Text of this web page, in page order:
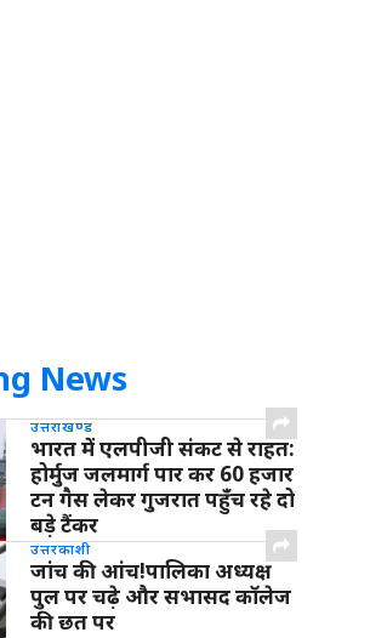
News
उत्तराखण्ड
भारत में एलपीजी संकट से राहत:
होर्मुज जलमार्ग पार कर 60 हजार
टन गैस लेकर गुजरात पहुँच रहे दो
बड़े टैंकर
उत्तरकाशी
जांच की आंच!पालिका अध्यक्ष
पुल पर चढ़े और सभासद कॉलेज
की छत पर